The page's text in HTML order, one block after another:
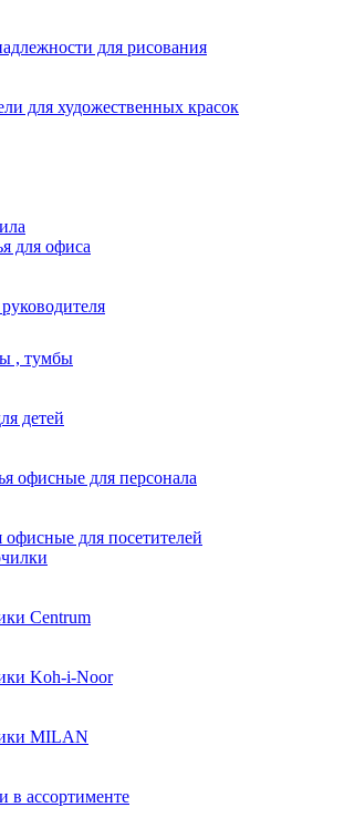
для рисования
для художественных красок
для офиса
, тумбы
детей
офисные для персонала
офисные для посетителей
Centrum
Koh-i-Noor
MILAN
в ассортименте